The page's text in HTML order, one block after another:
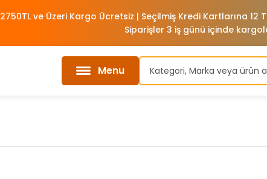
2750TL ve Üzeri Kargo Ücretsiz | Seçilmiş Kredi Kartlarına
Siparişler 3 iş günü içinde
Menu